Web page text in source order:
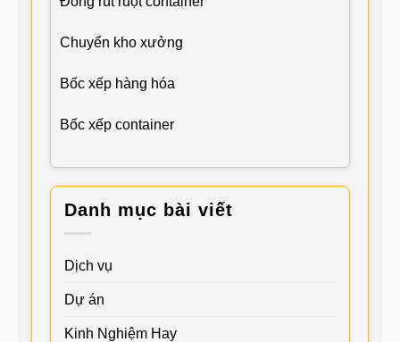
Chuyển kho xưởng
Bốc xếp hàng hóa
Bốc xếp container
Danh mục bài viết
Dịch vụ
Dự án
Kinh Nghiệm Hay